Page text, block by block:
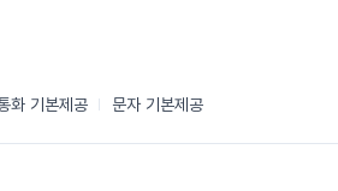
화 기본제공 문자 기본제공